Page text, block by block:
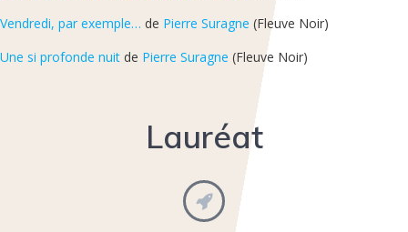
Vendredi, par exemple… de Pierre Suragne (Fleuve Noir)
Une si profonde nuit de Pierre Suragne (Fleuve Noir)
Lauréat